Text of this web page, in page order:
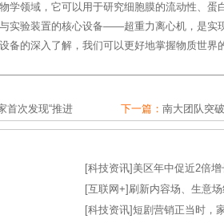
学领域，它可以用于研究细胞膜的流动性、蛋
实验装置的核心设备——超重力离心机，是实
备的深入了解，我们可以更好地掌握物质世界
首次发现“推进 下一篇： 南大团队突
[科技资讯] 美区年中促近2倍
[互联网+] 刷新内容场、生意
[科技资讯]短剧营销正当时，